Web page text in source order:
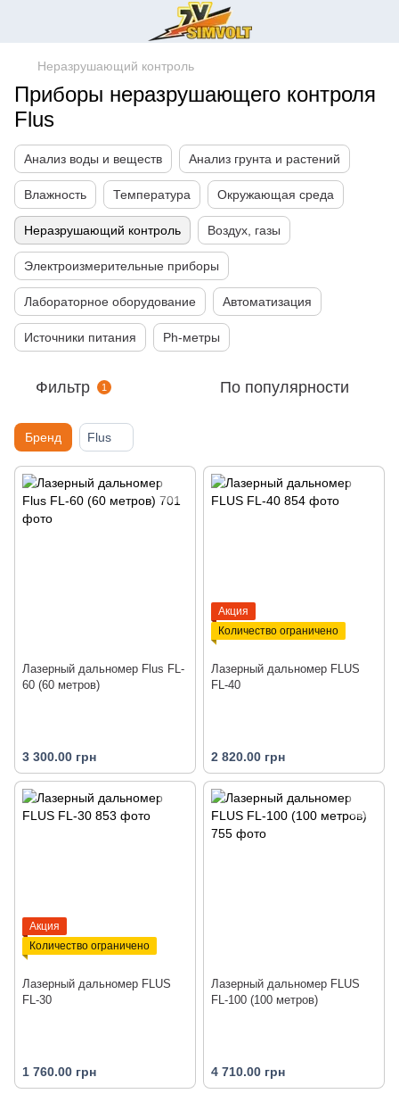
Неразрушающий контроль
Приборы неразрушающего контроля
Flus
Анализ воды и веществ Анализ грунта и растений
Влажность Температура Окружающая среда
Неразрушающий контроль Воздух, газы
Электроизмерительные приборы
Лабораторное оборудование Автоматизация
Источники питания Ph-метры
Фильтр 1 По популярности
Бренд Flus
Лазерный дальномер Flus FL-
60 (60 метров)
3 300.00 грн
Акция
Количество ограничено
Лазерный дальномер FLUS
FL-40
2 820.00 грн
Акция
Количество ограничено
Лазерный дальномер FLUS
FL-30
1 760.00 грн
Лазерный дальномер FLUS
FL-100 (100 метров)
4 710.00 грн